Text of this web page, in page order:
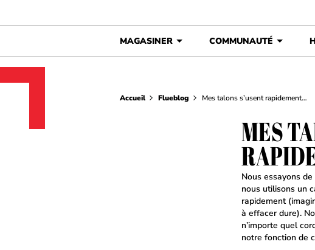
MAGASINER COMMUNAUTÉ
Accueil Flueblog Mes talons s’usent rapidement…
MES
Nous essayons
nous utilisons un
rapidement
à effacer dure).
n’importe quel
notre fonction de